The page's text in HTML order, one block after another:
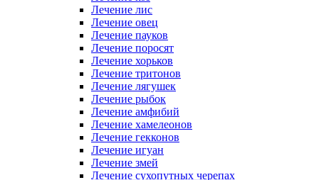
Лечение лис
Лечение овец
Лечение пауков
Лечение поросят
Лечение хорьков
Лечение тритонов
Лечение лягушек
Лечение рыбок
Лечение амфибий
Лечение хамелеонов
Лечение гекконов
Лечение игуан
Лечение змей
Лечение сухопутных черепах